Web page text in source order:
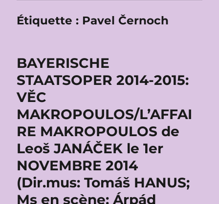
Étiquette : Pavel Černoch
BAYERISCHE
STAATSOPER 2014-2015:
VĚC
MAKROPOULOS/L’AFFAI
RE MAKROPOULOS de
Leoš JANÁČEK le 1er
NOVEMBRE 2014
(Dir.mus: Tomáš HANUS;
Ms en scène: Árpád